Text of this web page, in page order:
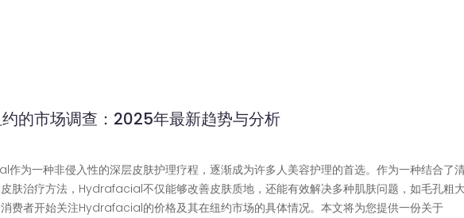
的市场调查：2025年最新趋势与分析
为一种非侵入性的深层皮肤护理疗程，逐渐成为许多人美容护理的首选。作为一种结合了
肤治疗方法，Hydrafacial不仅能够改善皮肤质地，还能有效解决多种肌肤问题，如毛孔粗
费者开始关注Hydrafacial的价格及其在纽约市场的具体情况。本文将为您提供一份关于